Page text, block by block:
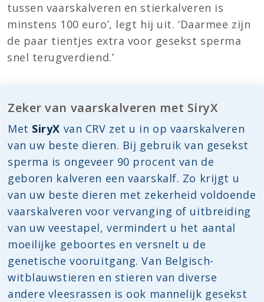
tussen vaarskalveren en stierkalveren is
minstens 100 euro’, legt hij uit. ‘Daarmee zijn
de paar tientjes extra voor gesekst sperma
snel terugverdiend.’
Zeker van vaarskalveren met SiryX
Met SiryX van CRV zet u in op vaarskalveren
van uw beste dieren. Bij gebruik van gesekst
sperma is ongeveer 90 procent van de
geboren kalveren een vaarskalf. Zo krijgt u
van uw beste dieren met zekerheid voldoende
vaarskalveren voor vervanging of uitbreiding
van uw veestapel, vermindert u het aantal
moeilijke geboortes en versnelt u de
genetische vooruitgang. Van Belgisch-
witblauwstieren en stieren van diverse
andere vleesrassen is ook mannelijk gesekst